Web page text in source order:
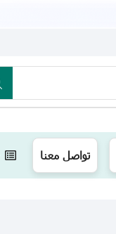
تواصل معنا